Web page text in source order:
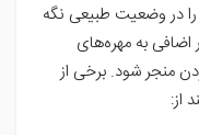
در وضعیت طبیعی نگه
به مهره‌های
منجر شود. برخی از
از: